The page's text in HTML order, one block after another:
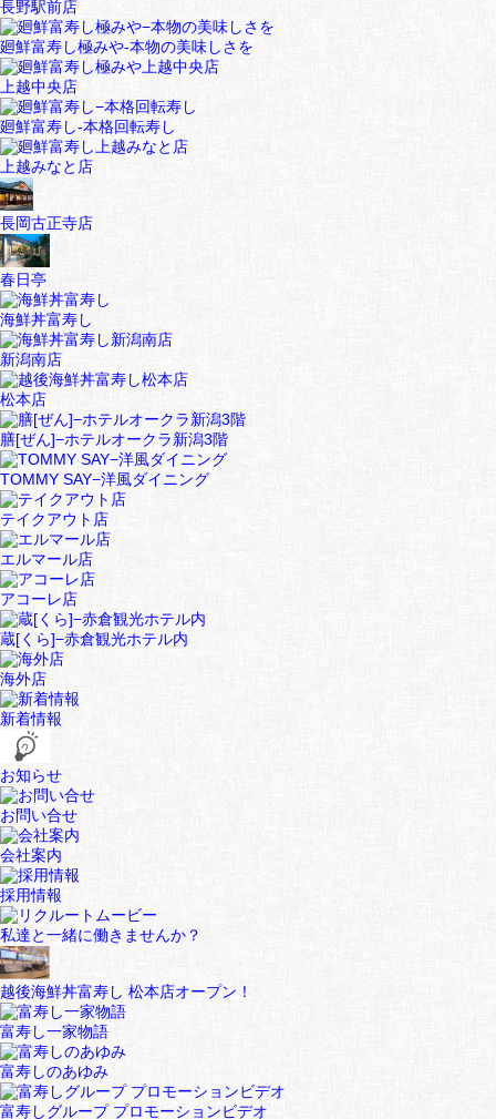
長野駅前店
廻鮮富寿し極みや-本物の美味しさを
上越中央店
廻鮮富寿し-本格回転寿し
上越みなと店
長岡古正寺店
春日亭
海鮮丼富寿し
新潟南店
松本店
膳[ぜん]−ホテルオークラ新潟3階
TOMMY SAY−洋風ダイニング
テイクアウト店
エルマール店
アコーレ店
蔵[くら]−赤倉観光ホテル内
海外店
新着情報
お知らせ
お問い合せ
会社案内
採用情報
私達と一緒に働きませんか？
越後海鮮丼富寿し 松本店オープン！
富寿し一家物語
富寿しのあゆみ
富寿しグループ プロモーションビデオ